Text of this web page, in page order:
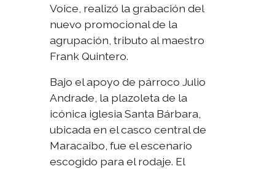
Voice, realizó la grabación del
nuevo promocional de la
agrupación, tributo al maestro
Frank Quintero.
Bajo el apoyo de párroco Julio
Andrade, la plazoleta de la
icónica iglesia Santa Bárbara,
ubicada en el casco central de
Maracaibo, fue el escenario
escogido para el rodaje. El